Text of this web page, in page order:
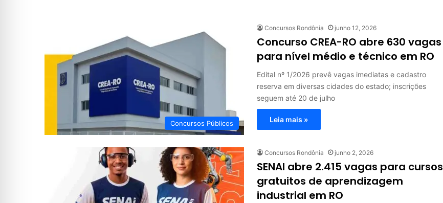
Concursos Públicos
Concursos Rondônia junho 12, 2026
Concurso CREA-RO abre 630 vagas
para nível médio e técnico em RO
Edital nº 1/2026 prevê vagas imediatas e cadastro
reserva em diversas cidades do estado; inscrições
seguem até 20 de julho
Leia mais »
Concursos Rondônia junho 2, 2026
SENAI abre 2.415 vagas para cursos
gratuitos de aprendizagem
industrial em RO